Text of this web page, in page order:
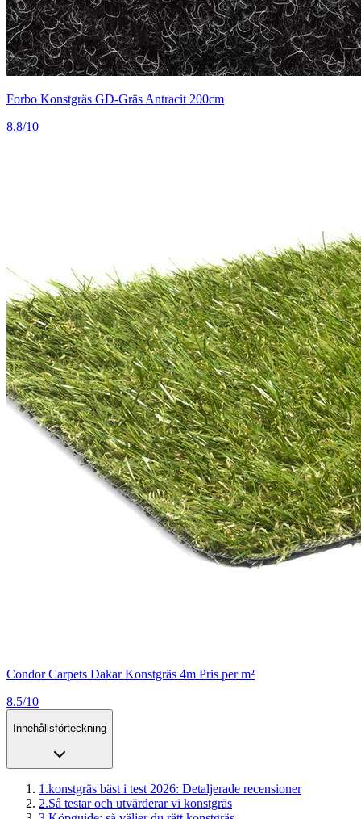
Forbo Konstgräs GD-Gräs Antracit 200cm
8.8/10
Condor Carpets Dakar Konstgräs 4m Pris per m²
8.5/10
Innehållsförteckning
1 .konstgräs bäst i test 2026: Detaljerade recensioner
2.Så testar och utvärderar vi konstgräs